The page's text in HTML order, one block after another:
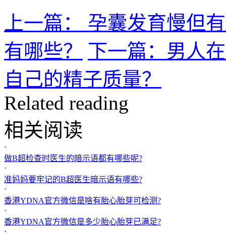
上一篇： 孕囊发育慢但
有哪些？
下一篇：男人
自己的精子质量？
Related reading
相关阅读
·
做B超检查时医生的暗示语都有哪些呢?
·
准妈妈要牢记的B超医生暗示语有哪些?
·
香港YDNA官方微信是啥有胎心胎芽可检测?
·
香港YDNA官方微信是多少胎心胎芽已满足?
·